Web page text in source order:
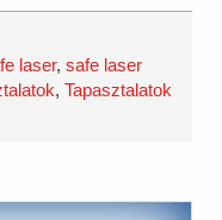
laser,safe laser
,Tapasztalatok